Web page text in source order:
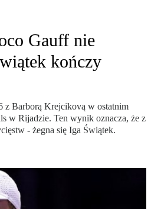
Gauff nie
kończy
z Barborą Krejcikovą w ostatnim
w Rijadzie. Ten wynik oznacza, że z
- żegna się Iga Świątek.